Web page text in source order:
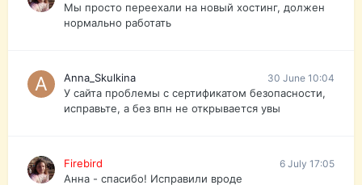
Мы просто переехали на новый хостинг, должен
нормально работать
Anna_Skulkina 30 June 10:04
У сайта проблемы с сертификатом безопасности,
исправьте, а без впн не открывается увы
Firebird 6 July 17:05
Анна - спасибо! Исправили вроде